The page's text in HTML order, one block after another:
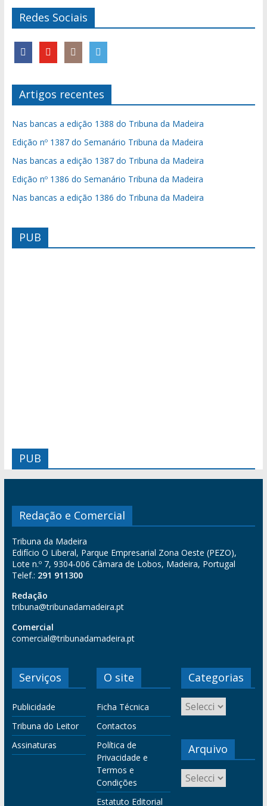
Redes Sociais
Artigos recentes
Nas bancas a edição 1388 do Tribuna da Madeira
Edição nº 1387 do Semanário Tribuna da Madeira
Nas bancas a edição 1387 do Tribuna da Madeira
Edição nº 1386 do Semanário Tribuna da Madeira
Nas bancas a edição 1386 do Tribuna da Madeira
PUB
PUB
Redação e Comercial
Tribuna da Madeira
Edifício O Liberal, Parque Empresarial Zona Oeste (PEZO),
Lote n.º 7, 9304-006 Câmara de Lobos, Madeira, Portugal
Telef.: 291 911300
Redação
tribuna@tribunadamadeira.pt
Comercial
comercial@tribunadamadeira.pt
Serviços
Publicidade
Tribuna do Leitor
Assinaturas
O site
Ficha Técnica
Contactos
Política de
Privacidade e
Termos e
Condições
Estatuto Editorial
Categorias
Arquivo